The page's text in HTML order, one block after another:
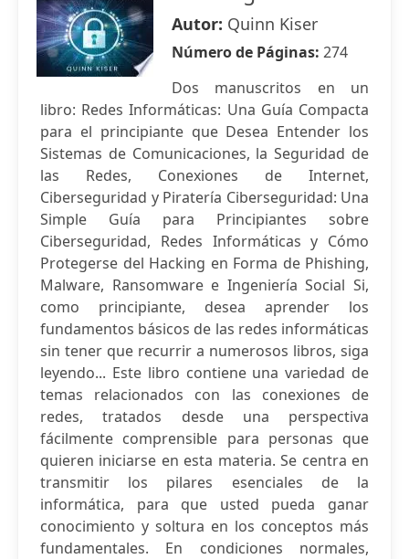
Autor: Quinn Kiser
Número de Páginas: 274
Dos manuscritos en un
libro: Redes Informáticas: Una Guía Compacta
para el principiante que Desea Entender los
Sistemas de Comunicaciones, la Seguridad de
las Redes, Conexiones de Internet,
Ciberseguridad y Piratería Ciberseguridad: Una
Simple Guía para Principiantes sobre
Ciberseguridad, Redes Informáticas y Cómo
Protegerse del Hacking en Forma de Phishing,
Malware, Ransomware e Ingeniería Social Si,
como principiante, desea aprender los
fundamentos básicos de las redes informáticas
sin tener que recurrir a numerosos libros, siga
leyendo... Este libro contiene una variedad de
temas relacionados con las conexiones de
redes, tratados desde una perspectiva
fácilmente comprensible para personas que
quieren iniciarse en esta materia. Se centra en
transmitir los pilares esenciales de la
informática, para que usted pueda ganar
conocimiento y soltura en los conceptos más
fundamentales. En condiciones normales,